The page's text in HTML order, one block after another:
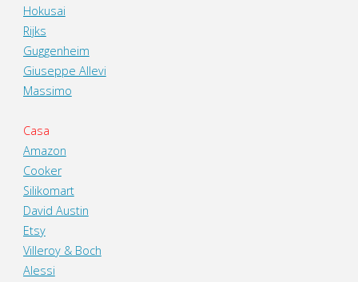
Hokusai
Rijks
Guggenheim
Giuseppe Allevi
Massimo
Casa
Amazon
Cooker
Silikomart
David Austin
Etsy
Villeroy & Boch
Alessi